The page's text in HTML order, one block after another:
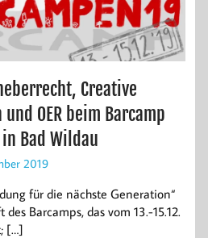
Creative
OER beim Barcamp
Bad Wildau
2019
für die nächste Generation“
Barcamps, das vom 13.-15.12.
[…]